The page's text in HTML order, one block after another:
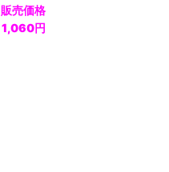
販売価格
1,060円